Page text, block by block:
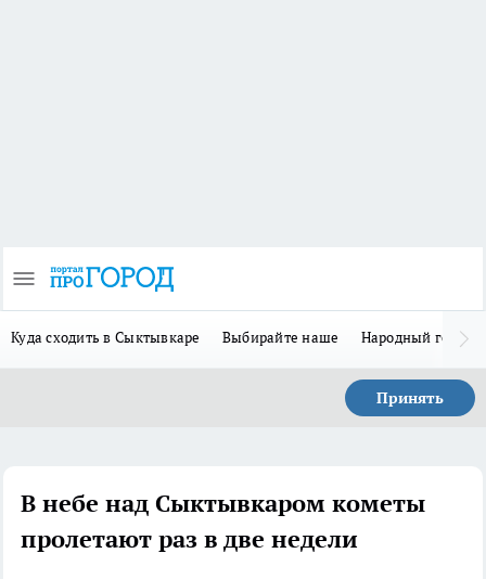
Куда сходить в Сыктывкаре Выбирайте наше Народный герой-
Принять
В небе над Сыктывкаром кометы
пролетают раз в две недели